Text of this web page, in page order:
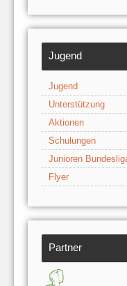
Jugend
Jugend
Unterstützung
Aktionen
Schulungen
Junioren
Flyer
Partner